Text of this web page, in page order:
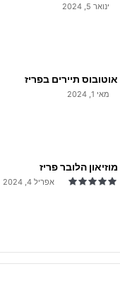
ינואר 5, 2024
אוטובוס תיירים בפריז
מאי 1, 2024
מוזיאון הלובר פריז
אפריל 4, 2024